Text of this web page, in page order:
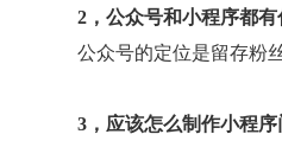
2，公众号和小程序都有
公众号的定位是留存粉
3，应该怎么制作小程序